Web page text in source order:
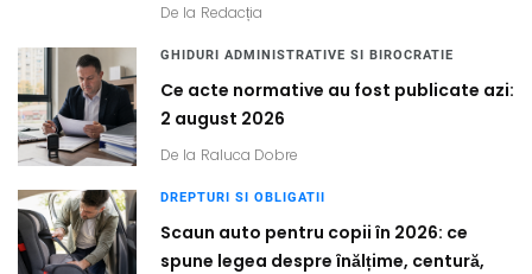
De la Redacția
GHIDURI ADMINISTRATIVE SI BIROCRATIE
Ce acte normative au fost publicate azi:
2 august 2026
De la Raluca Dobre
DREPTURI SI OBLIGATII
Scaun auto pentru copii în 2026: ce
spune legea despre înălțime, centură,